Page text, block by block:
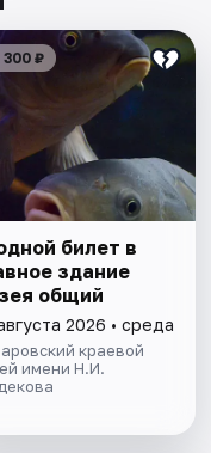
300 ₽
билет в
здание
общий
2026 • среда
краевой
имени Н.И.